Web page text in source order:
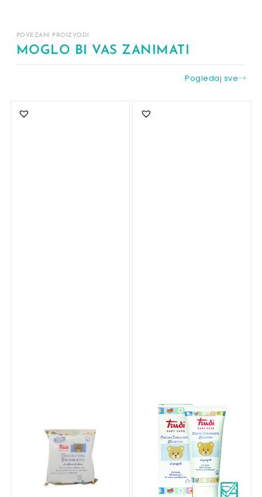
POVEZANI PROIZVODI
MOGLO BI VAS ZANIMATI
Pogledaj sve